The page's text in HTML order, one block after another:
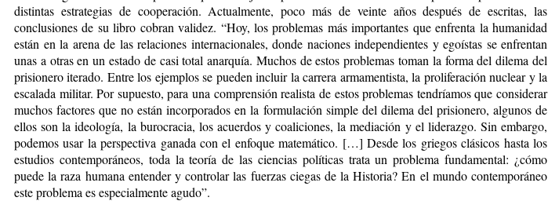
distin­tas estrategias de cooperación. Actual­mente, poco más de veinte años después de escritas, las
conclusiones de su libro cobran validez. “Hoy, los problemas más importantes que enfrenta la humanidad
están en la arena de las relaciones internacionales, donde naciones independientes y egoístas se enfrentan
unas a otras en un estado de casi total anarquía. Muchos de estos problemas toman la forma del dilema del
prisionero iterado. Entre los ejemplos se pueden incluir la carrera armamentista, la proliferación nuclear y la
escalada militar. Por supuesto, para una comprensión realista de estos problemas tendríamos que considerar
muchos factores que no están incorporados en la formulación simple del dilema del prisionero, algunos de
ellos son la ideología, la burocracia, los acuerdos y coaliciones, la media­ción y el liderazgo. Sin embargo,
po­de­mos usar la perspectiva ganada con el enfoque matemático. […] Desde los griegos clásicos hasta los
estudios contemporáneos, toda la teoría de las ciencias políticas trata un problema fundamental: ¿cómo
puede la raza humana entender y controlar las fuerzas ciegas de la Historia? En el mundo contemporáneo
este problema es especialmente agudo”.